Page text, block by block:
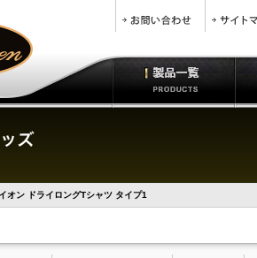
オン ドライロングTシャツ タイプ1